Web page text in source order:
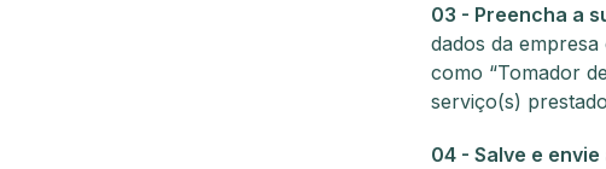
03 - Preencha a
dados da
como “Tomador
serviço(s)
04 - Salve e